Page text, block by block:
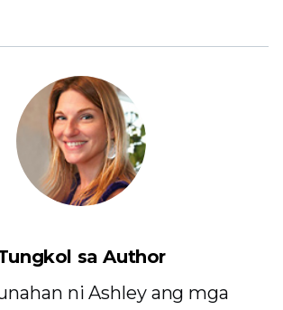
sa Author
ni Ashley ang mga